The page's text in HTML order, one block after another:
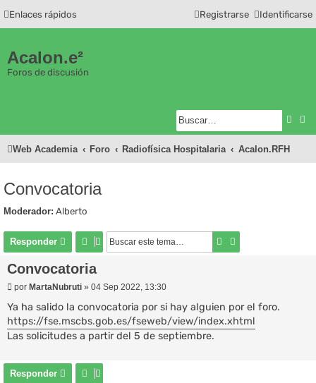
Enlaces rápidos Identificarse
Registrarse
Acalon.e²
Foros de discusión
Web Academia Foro Radiofísica Hospitalaria Acalon.RFH
Convocatoria
Moderador: Alberto
Responder Buscar
Convocatoria
M
n
s
a
j
por MartaNubruti » 04 Sep 2022, 13:30
Ya ha salido la convocatoria por si hay alguien por el foro.
https://fse.mscbs.gob.es/fseweb/view/index.xhtml
Las solicitudes a partir del 5 de septiembre.
Responder